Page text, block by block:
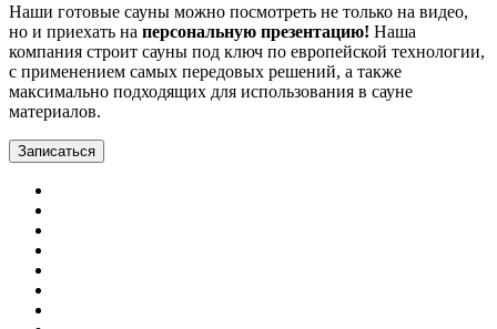
Наши готовые сауны можно посмотреть не только на видео,
но и приехать на персональную презентацию! Наша
компания строит сауны под ключ по европейской технологии,
с применением самых передовых решений, а также
максимально подходящих для использования в сауне
материалов.
Записаться